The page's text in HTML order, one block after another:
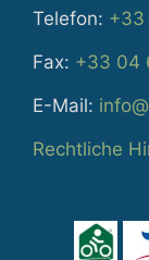
Telefon: +33
Fax: +33 04
E-Mail:
Rechtliche